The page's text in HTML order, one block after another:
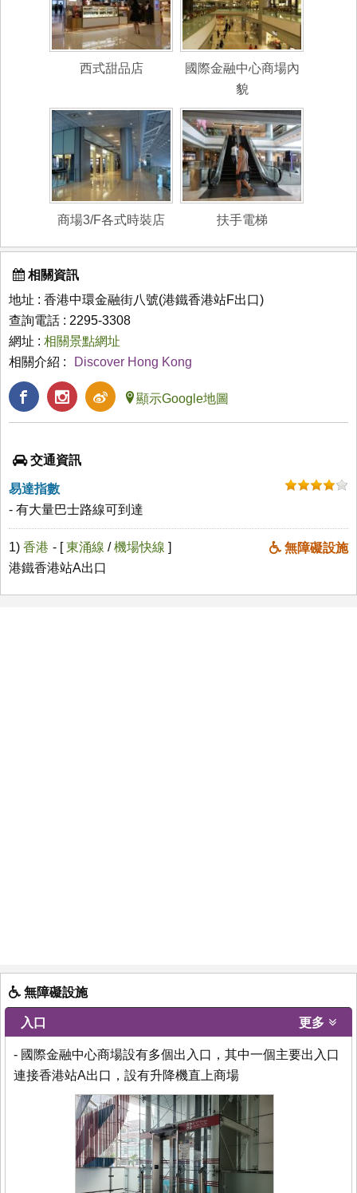
西式甜品店
國際金融中心商場內
貌
商場3/F各式時裝店 扶手電梯
相關資訊
地址 : 香港中環金融街八號(港鐵香港站F出口)
查詢電話 : 2295-3308
網址 : 相關景點網址
相關介紹 :
Discover Hong Kong
顯示Google地圖
交通資訊
易達指數
- 有大量巴士路線可到達
1) 香港 無障礙設施
- [東涌線 /機場快線 ]
港鐵香港站A出口
無障礙設施
入口 更多
- 國際金融中心商場設有多個出入口，其中一個主要出入口
連接香港站A出口，設有升降機直上商場